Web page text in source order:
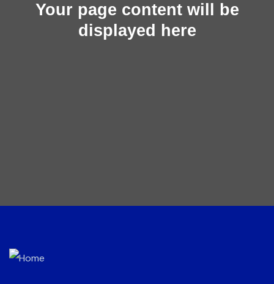
Your page content will be
displayed here